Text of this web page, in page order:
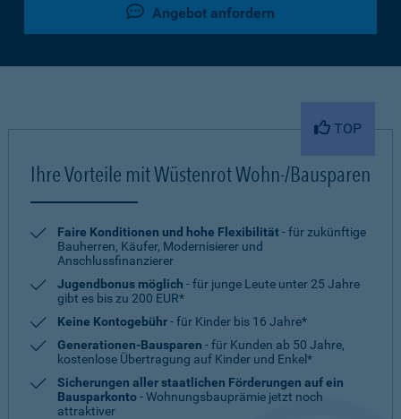
Angebot anfordern
TOP
Ihre Vorteile mit Wüstenrot Wohn-/Bausparen
Faire Konditionen und hohe Flexibilität- für zukünftige
Bauherren, Käufer, Modernisierer und
Anschlussfinanzierer
Jugendbonus möglich - für junge Leute unter 25 Jahre
gibt es bis zu 200 EUR*
Keine Kontogebühr- für Kinder bis 16 Jahre*
Generationen-Bausparen - für Kunden ab 50 Jahre,
kostenlose Übertragung auf Kinder und Enkel*
Sicherungen aller staatlichen Förderungen auf ein
Bausparkonto- Wohnungsbauprämie jetzt noch
attraktiver